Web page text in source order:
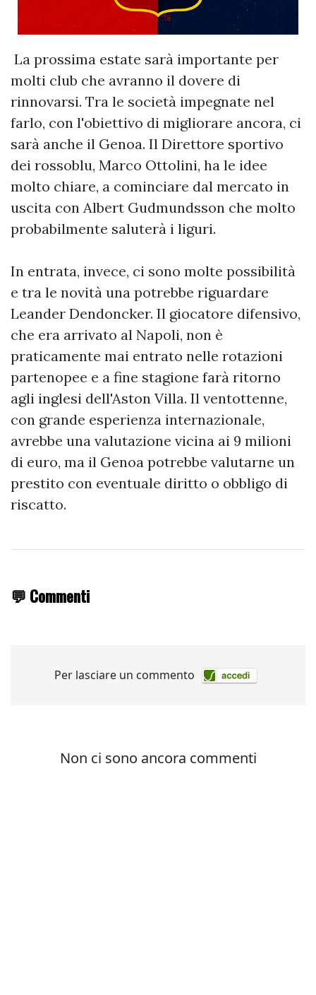
La prossima estate sarà importante per
molti club che avranno il dovere di
rinnovarsi. Tra le società impegnate nel
farlo, con l'obiettivo di migliorare ancora, ci
sarà anche il Genoa. Il Direttore sportivo
dei rossoblu, Marco Ottolini, ha le idee
molto chiare, a cominciare dal mercato in
uscita con Albert Gudmundsson che molto
probabilmente saluterà i liguri.
In entrata, invece, ci sono molte possibilità
e tra le novità una potrebbe riguardare
Leander Dendoncker. Il giocatore difensivo,
che era arrivato al Napoli, non è
praticamente mai entrato nelle rotazioni
partenopee e a fine stagione farà ritorno
agli inglesi dell'Aston Villa. Il ventottenne,
con grande esperienza internazionale,
avrebbe una valutazione vicina ai 9 milioni
di euro, ma il Genoa potrebbe valutarne un
prestito con eventuale diritto o obbligo di
riscatto.
💬 Commenti